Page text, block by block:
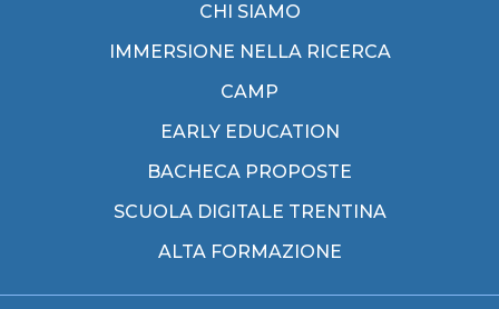
CHI SIAMO
IMMERSIONE NELLA RICERCA
CAMP
EARLY EDUCATION
BACHECA PROPOSTE
SCUOLA DIGITALE TRENTINA
ALTA FORMAZIONE